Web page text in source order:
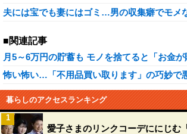
夫には宝でも妻にはゴミ…男の収集癖でモメ
■関連記事
月5～6万円の貯蓄も モノを捨てると「お金
怖い怖い…「不用品買い取ります」の巧妙で
暮らしのアクセスランキング
愛子さまのリンクコーデににじむ
1